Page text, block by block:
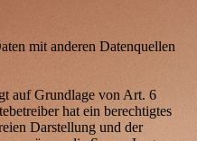
mit anderen Datenquellen
auf Grundlage von Art. 6
hat ein berechtigtes
Darstellung und der